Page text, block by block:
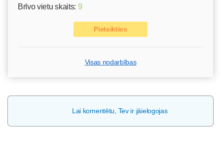
Brīvo vietu skaits: 9
Pieteikties
Visas nodarbības
Lai komentētu, Tev ir jāielogojas